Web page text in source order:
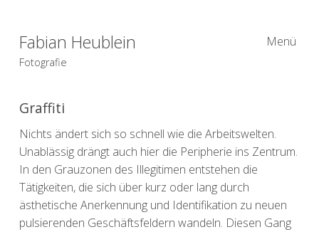
Fabian Heublein
Fotografie
Menü
Graffiti
Nichts ändert sich so schnell wie die Arbeitswelten.
Unablässig drängt auch hier die Peripherie ins Zentrum.
In den Grauzonen des Illegitimen entstehen die
Tätigkeiten, die sich über kurz oder lang durch
ästhetische Anerkennung und Identifikation zu neuen
pulsierenden Geschäftsfeldern wandeln. Diesen Gang